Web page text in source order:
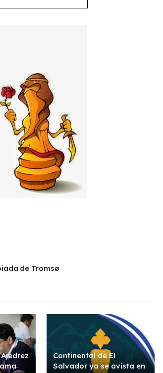
de Tromsø
Continental de El
Salvador ya se avista en